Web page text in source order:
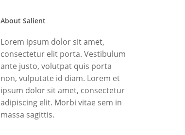
About Salient
Lorem ipsum dolor sit amet,
consectetur elit porta. Vestibulum
ante justo, volutpat quis porta
non, vulputate id diam. Lorem et
ipsum dolor sit amet, consectetur
adipiscing elit. Morbi vitae sem in
massa sagittis.